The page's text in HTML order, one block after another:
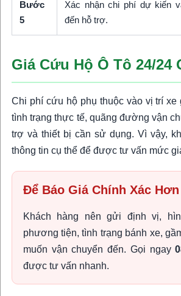
Bước
5
Xác nhận chi phí dự kiến
đến hỗ trợ.
Giá Cứu Hộ Ô Tô 24/24
Chi phí cứu hộ phụ thuộc vào vị trí xe
tình trạng thực tế, quãng đường vận
trợ và thiết bị cần sử dụng. Vì vậy,
thông tin cụ thể để được tư vấn mức
Để Báo Giá Chính Xác Hơn
Khách hàng nên gửi định vị,
phương tiện, tình trạng bánh xe,
muốn vận chuyển đến. Gọi ngay
được tư vấn nhanh.